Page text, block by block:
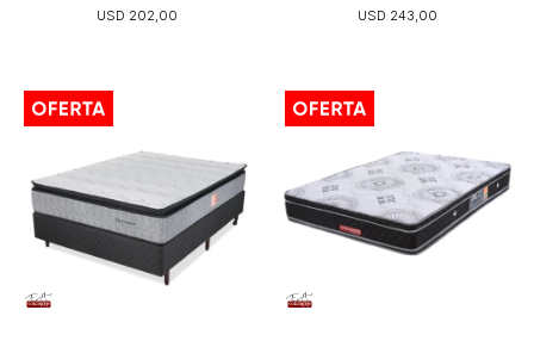
USD 202,00 USD 243,00